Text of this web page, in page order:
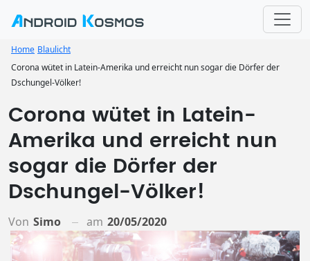
Home Blaulicht
Corona wütet in Latein-Amerika und erreicht nun sogar die Dörfer der
Dschungel-Völker!
Corona wütet in Latein-
Amerika und erreicht nun
sogar die Dörfer der
Dschungel-Völker!
Von Simo am 20/05/2020